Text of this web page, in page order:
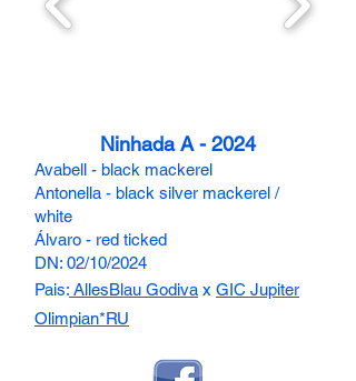
Ninhada A - 2024
Avabell - black mackerel
Antonella - black silver mackerel /
white
Álvaro - red ticked
DN: 02/10/2024
Pais: AllesBlau Godiva x GIC Jupiter
Olimpian*RU